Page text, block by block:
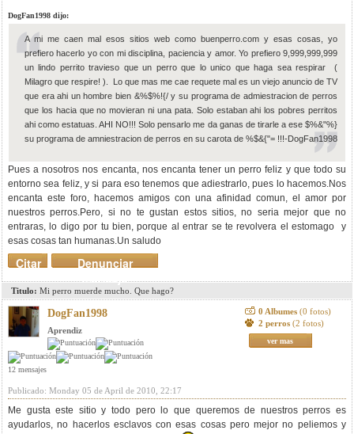
DogFan1998 dijo:
A mi me caen mal esos sitios web como buenperro.com y esas cosas, yo
prefiero hacerlo yo con mi disciplina, paciencia y amor. Yo prefiero 9,999,999,999
un lindo perrito travieso que un perro que lo unico que haga sea respirar (
Milagro que respire! ). Lo que mas me cae requete mal es un viejo anuncio de TV
que era ahi un hombre bien &%$%!{/ y su programa de admiestracion de perros
que los hacia que no movieran ni una pata. Solo estaban ahi los pobres perritos
ahi como estatuas. AHI NO!!! Solo pensarlo me da ganas de tirarle a ese $%&"%}
su programa de amniestracion de perros en su carota de %$&{"= !!!-DogFan1998
Pues a nosotros nos encanta, nos encanta tener un perro feliz y que todo su
entorno sea feliz, y si para eso tenemos que adiestrarlo, pues lo hacemos.Nos
encanta este foro, hacemos amigos con una afinidad comun, el amor por
nuestros perros.Pero, si no te gustan estos sitios, no seria mejor que no
entraras, lo digo por tu bien, porque al entrar se te revolvera el estomago y
esas cosas tan humanas.Un saludo
Denunciar
mensaje
Citar
Titulo: Mi perro muerde mucho. Que hago?
DogFan1998
Aprendiz
12 mensajes
0 Albumes (0 fotos)
2 perros (2 fotos)
ver mas
Publicado: Monday 05 de April de 2010, 22:17
Me gusta este sitio y todo pero lo que queremos de nuestros perros es
ayudarlos, no hacerlos esclavos con esas cosas pero mejor no peliemos y